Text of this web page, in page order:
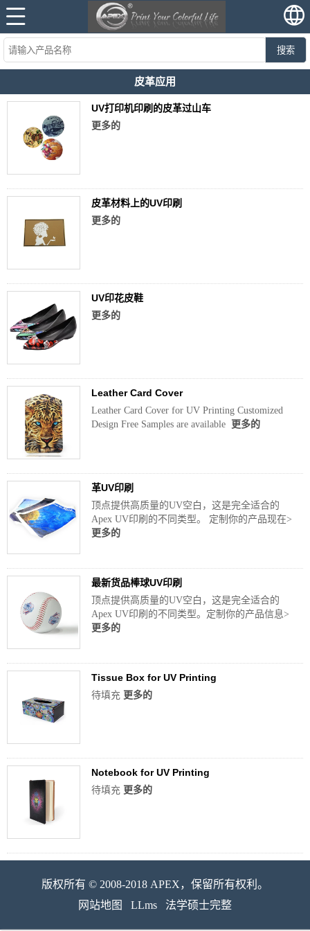
搜索
皮革应用
UV打印机印刷的皮革过山车
更多的
皮革材料上的UV印刷
更多的
UV印花皮鞋
更多的
Leather Card Cover
Leather Card Cover for UV Printing Customized
Design Free Samples are available
更多的
革UV印刷
顶点提供高质量的UV空白，这是完全适合的
Apex UV印刷的不同类型。 定制你的产品现在>
更多的
最新货品棒球UV印刷
顶点提供高质量的UV空白，这是完全适合的
Apex UV印刷的不同类型。定制你的产品信息>
更多的
Tissue Box for UV Printing
待填充 更多的
Notebook for UV Printing
待填充 更多的
版权所有 © 2008-2018 APEX，保留所有权利。
网站地图
LLms 法学硕士完整